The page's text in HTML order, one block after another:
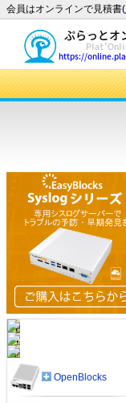
会員はオンラインで見積書(
OpenBlocks